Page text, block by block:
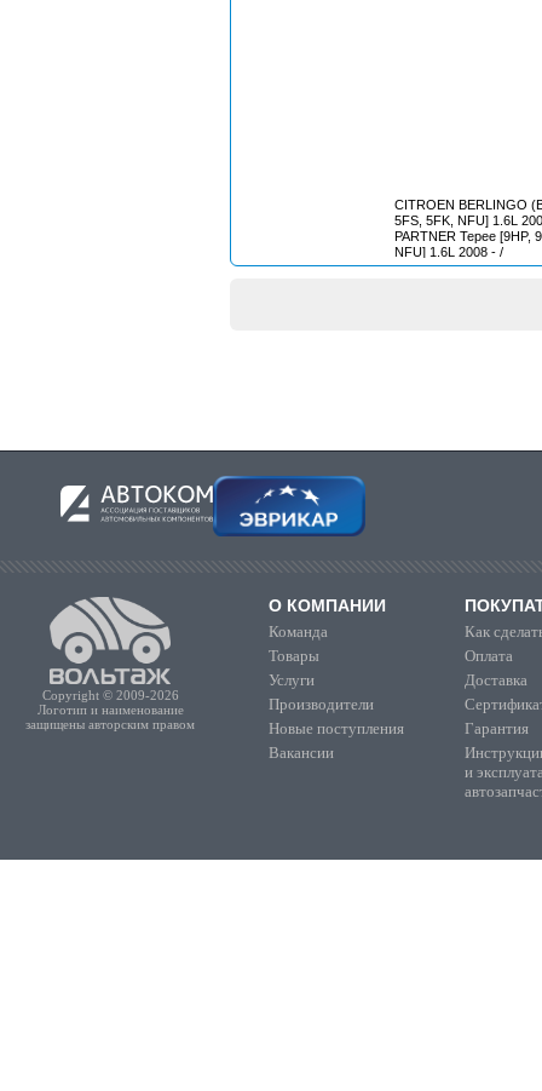
CITROEN BERLINGO
5FS, 5FK, NFU] 1.6L
PARTNER Tepee [9HP,
NFU] 1.6L 2008 - /
Copyright © 2009-2026
Логотип и наименование
защищены авторским правом
О КОМПАНИИ
Команда
Товары
Услуги
Производители
Новые поступления
Вакансии
Как
Оплата
Доставка
Гарантия
и